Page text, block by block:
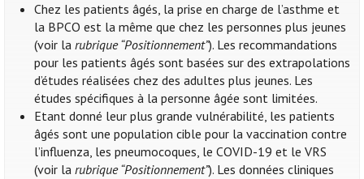
Chez les patients âgés, la prise en charge de l’asthme et
la BPCO est la même que chez les personnes plus jeunes
(voir larubrique “Positionnement”). Les recommandations
pour les patients âgés sont basées sur des extrapolations
d’études réalisées chez des adultes plus jeunes. Les
études spécifiques à la personne âgée sont limitées.
Etant donné leur plus grande vulnérabilité, les patients
âgés sont une population cible pour la vaccination contre
l’influenza, les pneumocoques, le COVID-19 et le VRS
(voir larubrique “Positionnement”). Les données cliniques